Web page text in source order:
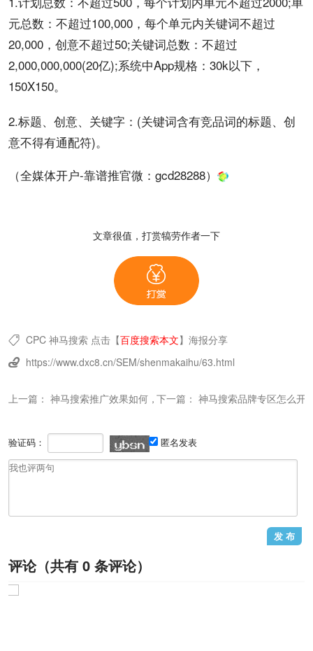
元总数：不超过100,000，每个单元内关键词不超过
20,000， 创意不超过50;关键词总数：不超过
2,000,000,000(20亿);系统中App规格：30k以下，
150X150。
2.标题、创意、 关键字：(关键词含有竞品词的标题、创
意不得有通配符)。
（全媒体开户-靠谱推官微： gcd28288）
文章很值，打赏犒劳作者一下
 CPC 神马搜索点击【百度搜索本文】 海报分享
 https://www.dxc8.cn/SEM/shenmakaihu/63.html
上一篇： 神马搜索推广效果如何，神马搜索推广有没有效果
下一篇： 神马搜索品牌专区怎么开
验证码： 匿名发表
评论（共有 0 条评论）